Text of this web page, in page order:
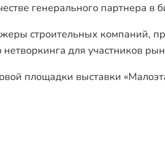
генерального партнера в
строительных компаний,
нетворкинга для участников
площадки выставки